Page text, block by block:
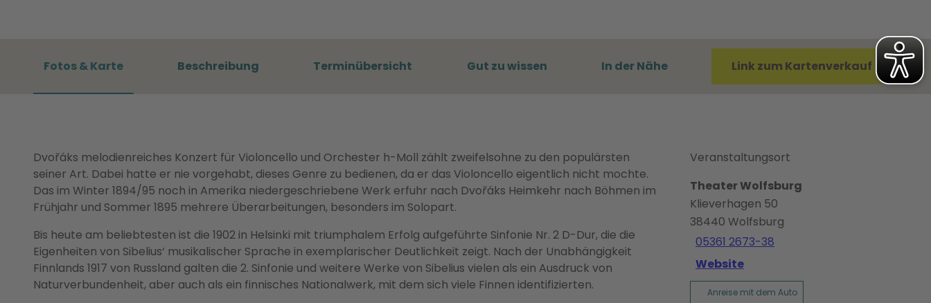
Fotos & Karte Beschreibung Terminübersicht Gut zu wissen In der Nähe Link zum Kartenverkauf
Dvořáks melodienreiches Konzert für Violoncello und Orchester h-Moll zählt zweifelsohne zu den populärsten
seiner Art. Dabei hatte er nie vorgehabt, dieses Genre zu bedienen, da er das Violoncello eigentlich nicht mochte.
Das im Winter 1894/95 noch in Amerika niedergeschriebene Werk erfuhr nach Dvořáks Heimkehr nach Böhmen im
Frühjahr und Sommer 1895 mehrere Überarbeitungen, besonders im Solopart.
Bis heute am beliebtesten ist die 1902 in Helsinki mit triumphalem Erfolg aufgeführte Sinfonie Nr. 2 D-Dur, die die
Eigenheiten von Sibelius‘ musikalischer Sprache in exemplarischer Deutlichkeit zeigt. Nach der Unabhängigkeit
Finnlands 1917 von Russland galten die 2. Sinfonie und weitere Werke von Sibelius vielen als ein Ausdruck von
Naturverbundenheit, aber auch als ein finnisches Nationalwerk, mit dem sich viele Finnen identifizierten.
Veranstaltungsort
Theater Wolfsburg
Klieverhagen 50
38440 Wolfsburg
05361 2673-38
Website
Anreise mit dem Auto